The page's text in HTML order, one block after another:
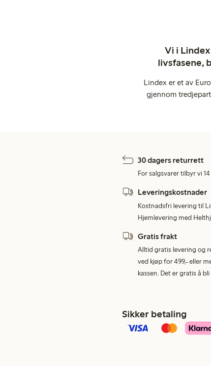
Vi i
livsfasene,
Lindex er et av
gjennom
30 dagers returrett
For salgsvarer tilbyr vi
Leveringskostnader
Kostnadsfri levering til
Hjemlevering med
Gratis frakt
Alltid gratis levering og
ved kjøp for 499,- eller
kassen. Det er gratis å
Sikker betaling